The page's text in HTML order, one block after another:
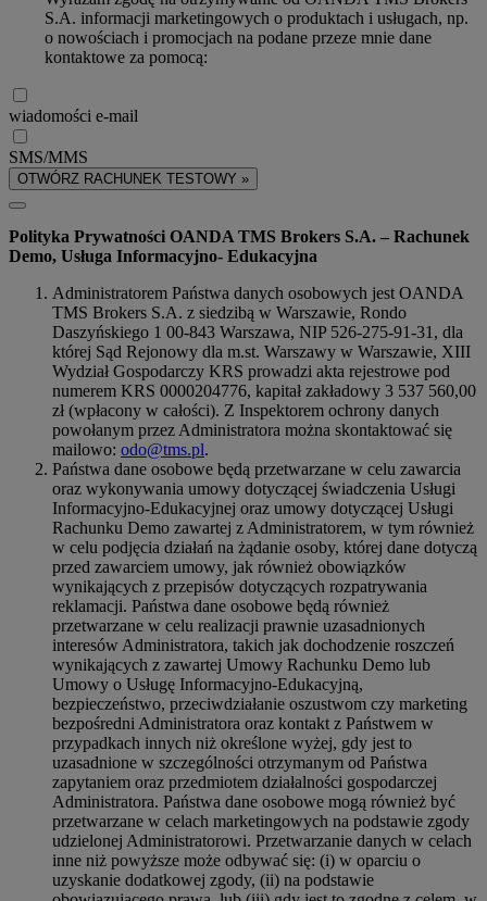
S.A. informacji marketingowych o produktach i usługach, np.
o nowościach i promocjach na podane przeze mnie dane
kontaktowe za pomocą:
wiadomości e-mail
SMS/MMS
OTWÓRZ RACHUNEK TESTOWY »
Polityka Prywatności OANDA TMS Brokers S.A. – Rachunek
Demo, Usługa Informacyjno- Edukacyjna
Administratorem Państwa danych osobowych jest OANDA
TMS Brokers S.A. z siedzibą w Warszawie, Rondo
Daszyńskiego 1 00-843 Warszawa, NIP 526-275-91-31, dla
której Sąd Rejonowy dla m.st. Warszawy w Warszawie, XIII
Wydział Gospodarczy KRS prowadzi akta rejestrowe pod
numerem KRS 0000204776, kapitał zakładowy 3 537 560,00
zł (wpłacony w całości). Z Inspektorem ochrony danych
powołanym przez Administratora można skontaktować się
mailowo: odo@tms.pl.
Państwa dane osobowe będą przetwarzane w celu zawarcia
oraz wykonywania umowy dotyczącej świadczenia Usługi
Informacyjno-Edukacyjnej oraz umowy dotyczącej Usługi
Rachunku Demo zawartej z Administratorem, w tym również
w celu podjęcia działań na żądanie osoby, której dane dotyczą
przed zawarciem umowy, jak również obowiązków
wynikających z przepisów dotyczących rozpatrywania
reklamacji. Państwa dane osobowe będą również
przetwarzane w celu realizacji prawnie uzasadnionych
interesów Administratora, takich jak dochodzenie roszczeń
wynikających z zawartej Umowy Rachunku Demo lub
Umowy o Usługę Informacyjno-Edukacyjną,
bezpieczeństwo, przeciwdziałanie oszustwom czy marketing
bezpośredni Administratora oraz kontakt z Państwem w
przypadkach innych niż określone wyżej, gdy jest to
uzasadnione w szczególności otrzymanym od Państwa
zapytaniem oraz przedmiotem działalności gospodarczej
Administratora. Państwa dane osobowe mogą również być
przetwarzane w celach marketingowych na podstawie zgody
udzielonej Administratorowi. Przetwarzanie danych w celach
inne niż powyższe może odbywać się: (i) w oparciu o
uzyskanie dodatkowej zgody, (ii) na podstawie